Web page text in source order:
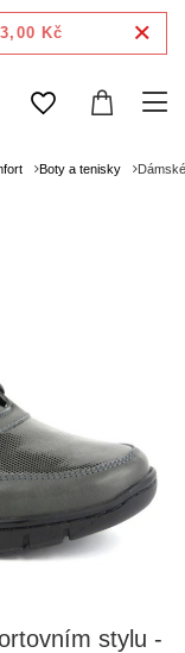
Kč
Boty a tenisky
stylu -